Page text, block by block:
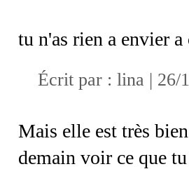
tu n'as rien a envier
Écrit par : lina | 26/
Mais elle est très
demain voir ce que